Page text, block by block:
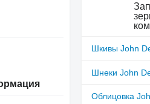
Шкивы John
Шнеки John
Облицовка